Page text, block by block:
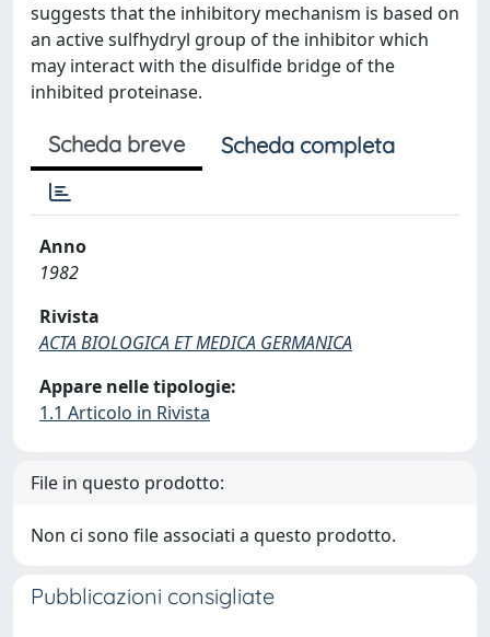
suggests that the inhibitory mechanism is based on
an active sulfhydryl group of the inhibitor which
may interact with the disulfide bridge of the
inhibited proteinase.
Scheda breve Scheda completa
Anno
1982
Rivista
ACTA BIOLOGICA ET MEDICA GERMANICA
Appare nelle tipologie:
1.1 Articolo in Rivista
File in questo prodotto:
Non ci sono file associati a questo prodotto.
Pubblicazioni consigliate